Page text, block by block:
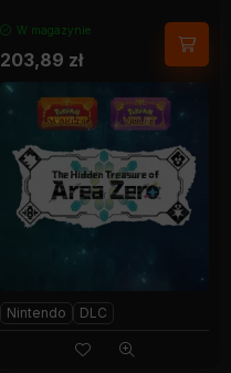
W magazynie
203,89 zł
Nintendo DLC